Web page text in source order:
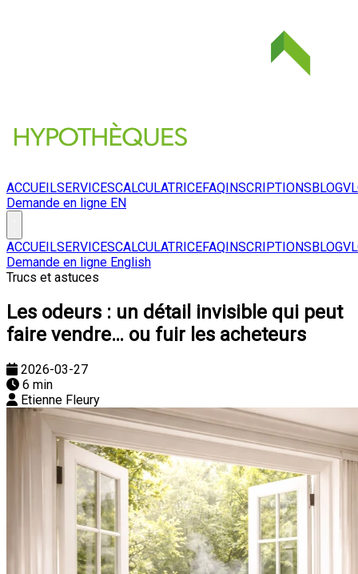
ACCUEILSERVICESCALCULATRICEFAQINSCRIPTIONSBLOG
Demande en ligne EN
ACCUEILSERVICESCALCULATRICEFAQINSCRIPTIONSBLOG
Demande en ligne English
Trucs et astuces
Les odeurs : un détail invisible qui peut
faire vendre… ou fuir les acheteurs
2026-03-27
6 min
Etienne Fleury